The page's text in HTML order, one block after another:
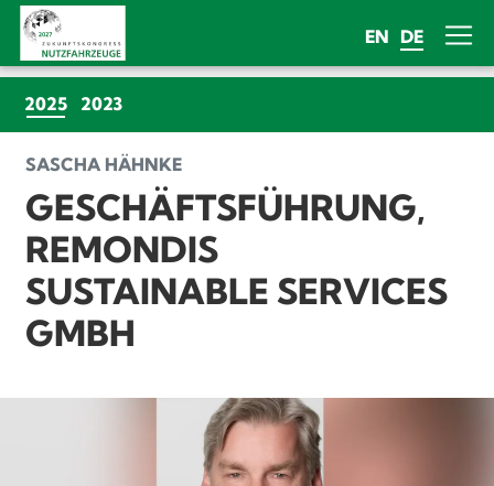
EN DE
2025(CURRENT)
2023
SASCHA HÄHNKE
GESCHÄFTSFÜHRUNG,
REMONDIS
SUSTAINABLE SERVICES
GMBH